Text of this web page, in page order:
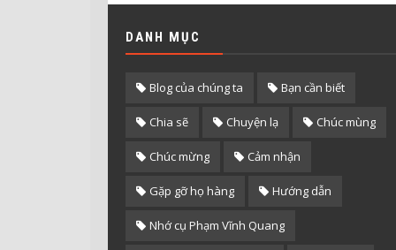
DANH MỤC
Blog của chúng ta Bạn cần biết
Chia sẽ Chuyện lạ Chúc mùng
Chúc mừng Cảm nhận
Gặp gỡ họ hàng Hướng dẫn
Nhớ cụ Phạm Vĩnh Quang